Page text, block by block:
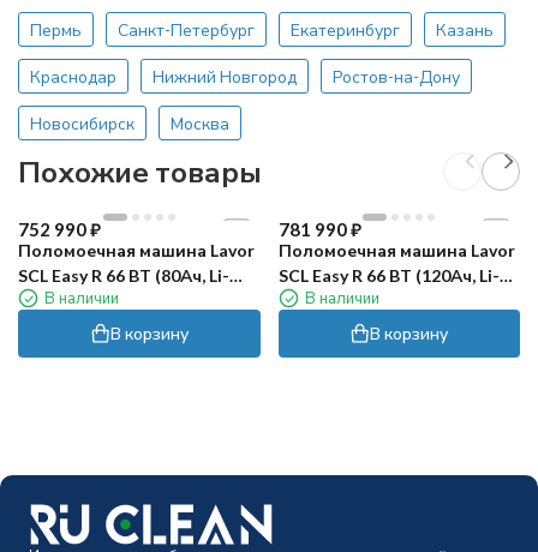
Пермь Санкт-Петербург Екатеринбург Казань
Краснодар Нижний Новгород Ростов-на-Дону
Новосибирск Москва
Похожие товары
752 990₽
Поломоечная машина Lavor
SCL Easy R 66 BT (80Ач, Li-
ion)В наличии
В корзину
781 990₽
Поломоечная машина Lavor
SCL Easy R 66 BT (120Ач, Li-
ion)В наличии
В корзину